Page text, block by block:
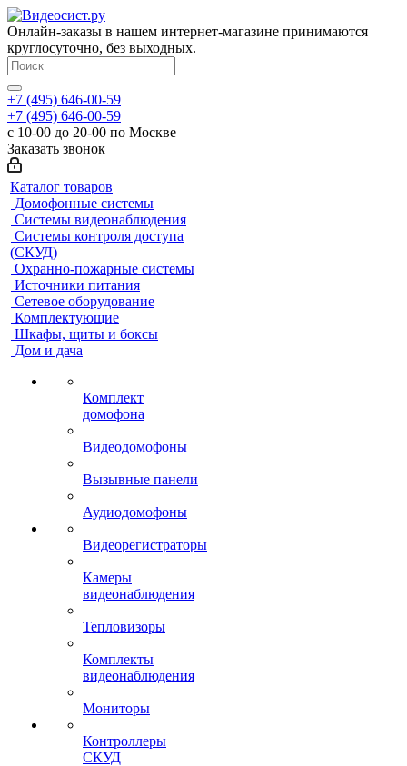
Онлайн-заказы в нашем интернет-магазине принимаются
круглосуточно, без выходных.
+7 (495) 646-00-59
+7 (495) 646-00-59
с 10-00 до 20-00 по Москве
Заказать звонок
Каталог товаров
Домофонные системы
Системы видеонаблюдения
Системы контроля доступа
(СКУД)
Охранно-пожарные системы
Источники питания
Сетевое оборудование
Комплектующие
Шкафы, щиты и боксы
Дом и дача
Комплект
домофона
Видеодомофоны
Вызывные панели
Аудиодомофоны
Видеорегистраторы
Камеры
видеонаблюдения
Тепловизоры
Комплекты
видеонаблюдения
Мониторы
Контроллеры
СКУД